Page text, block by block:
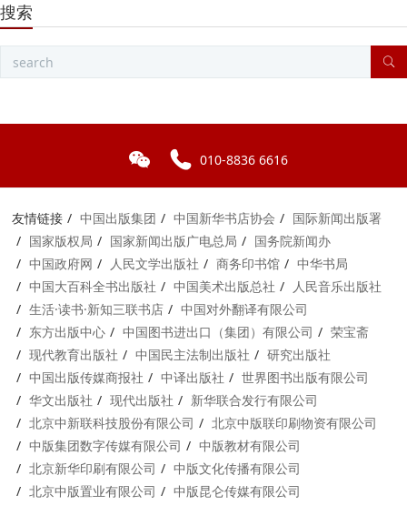
搜索
010-8836 6616
友情链接 中国出版集团 中国新华书店协会
国际新闻出版署
国家版权局
国家新闻出版广电总局
国务院新闻办
中国政府网
人民文学出版社 商务印书馆
中华书局
中国大百科全书出版社
中国美术出版总社
人民音乐出版社
生活·读书·新知三联书店
中国对外翻译有限公司
东方出版中心
中国图书进出口（集团）有限公司
荣宝斋
现代教育出版社
中国民主法制出版社
研究出版社
中国出版传媒商报社
中译出版社
世界图书出版有限公司
华文出版社
现代出版社
新华联合发行有限公司
北京中新联科技股份有限公司
北京中版联印刷物资有限公司
中版集团数字传媒有限公司
中版教材有限公司
北京新华印刷有限公司
中版文化传播有限公司
北京中版置业有限公司
中版昆仑传媒有限公司